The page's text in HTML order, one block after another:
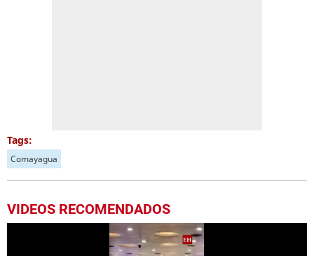
Tags:
Comayagua
VIDEOS RECOMENDADOS